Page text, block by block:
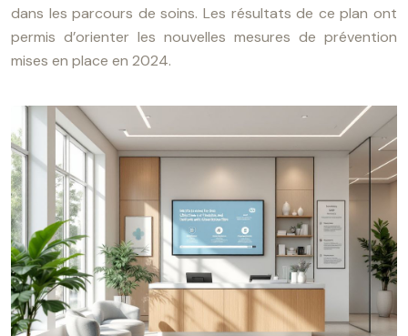
dans les parcours de soins. Les résultats de ce plan ont
permis d’orienter les nouvelles mesures de prévention
mises en place en 2024.